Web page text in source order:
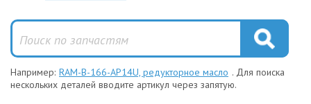
Например: RAM-B-166-AP14U, редукторное масло . Для поиска
нескольких деталей вводите артикул через запятую.